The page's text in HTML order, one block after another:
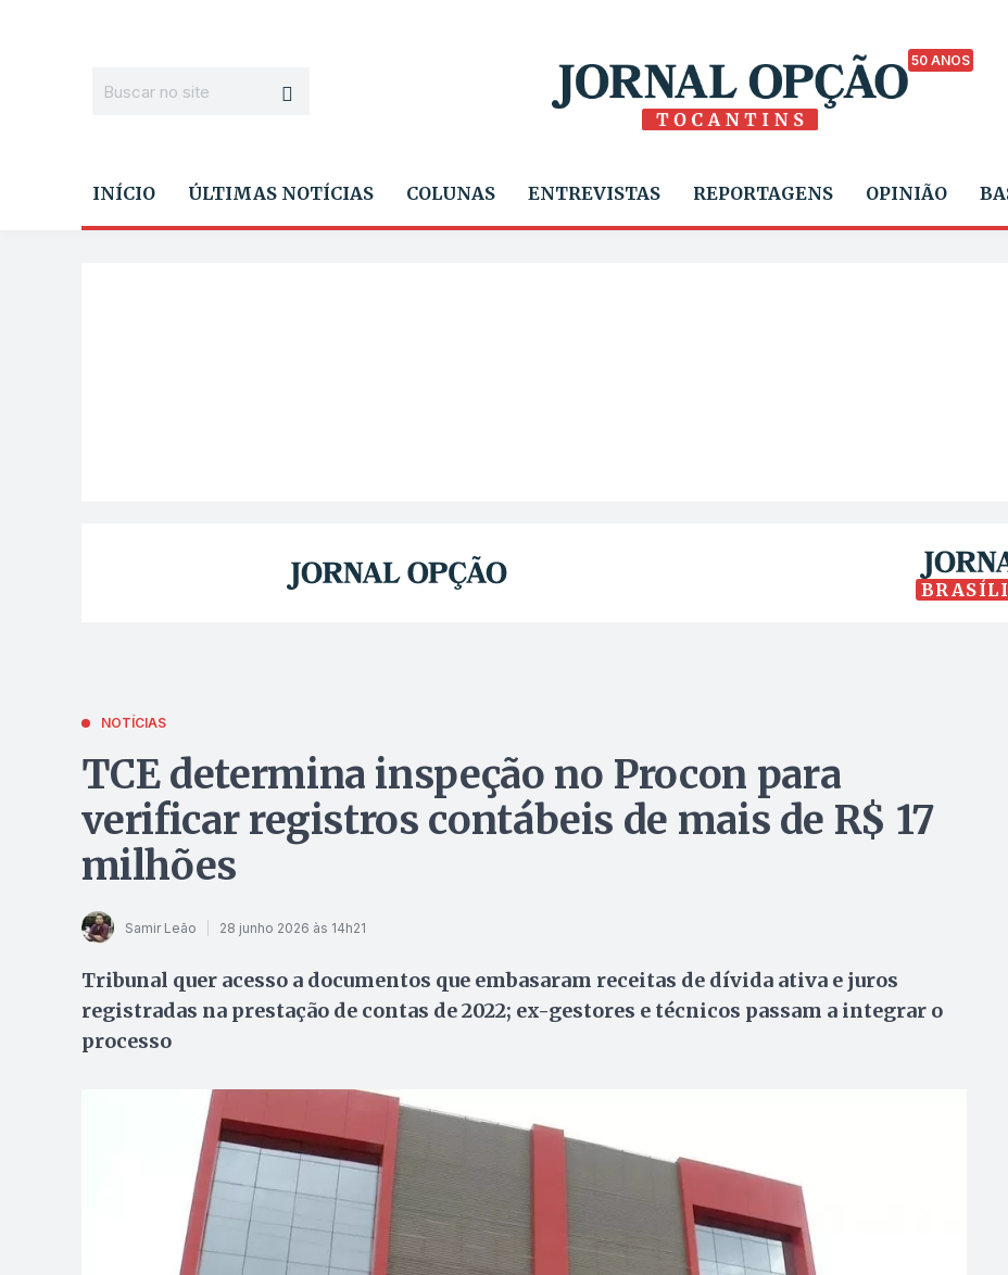
50 ANOS
INÍCIO ÚLTIMAS NOTÍCIAS COLUNAS ENTREVISTAS REPORTAGENS OPINIÃO
NOTÍCIAS
TCE determina inspeção no Procon para
verificar registros contábeis de mais de R$ 17
milhões
Samir Leão 28 junho 2026 às 14h21
Tribunal quer acesso a documentos que embasaram receitas de dívida ativa e juros
registradas na prestação de contas de 2022; ex-gestores e técnicos passam a integrar o
processo